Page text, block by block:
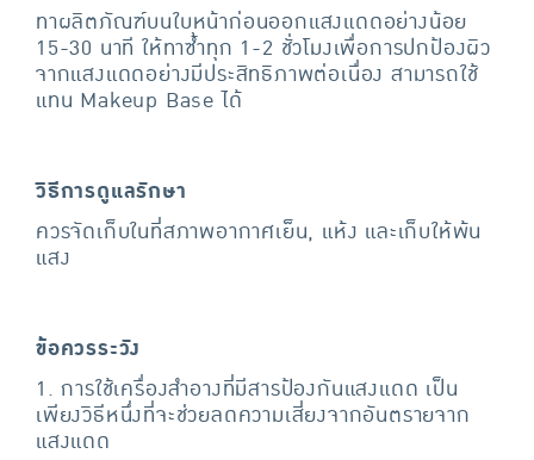
ทาผลิตภัณฑ์บนใบหน้าก่อนออกแสงแดดอย่างน้อย
15-30 นาที ให้ทาซ้ำทุก 1-2 ชั่วโมงเพื่อการปกป้องผิว
จากแสงแดดอย่างมีประสิทธิภาพต่อเนื่อง สามารถใช้
แทน Makeup Base ได้
วิธีการดูแลรักษา
ควรจัดเก็บในที่สภาพอากาศเย็น, แห้ง และเก็บให้พ้น
แสง
ข้อควรระวัง
1. การใช้เครื่องสำอางที่มีสารป้องกันแสงแดด เป็น
เพียงวิธีหนึ่งที่จะช่วยลดความเสี่ยงจากอันตรายจาก
แสงแดด